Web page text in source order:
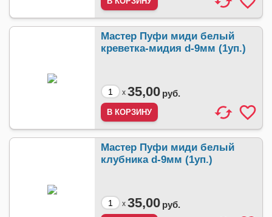
Мастер Пуфи миди белый
креветка-мидия d-9мм (1уп.)
x 35,00 руб.
Мастер Пуфи миди белый
клубника d-9мм (1уп.)
x 35,00 руб.